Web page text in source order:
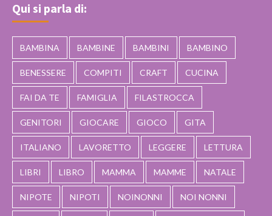
Qui si parla di:
BAMBINA BAMBINE BAMBINI BAMBINO
BENESSERE COMPITI CRAFT CUCINA
FAI DA TE FAMIGLIA FILASTROCCA
GENITORI GIOCARE GIOCO GITA
ITALIANO LAVORETTO LEGGERE LETTURA
LIBRI LIBRO MAMMA MAMME NATALE
NIPOTE NIPOTI NOINONNI NOI NONNI